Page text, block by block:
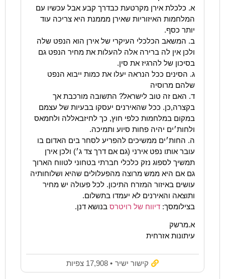
א. כלכלת אירן מקרטעת כבדרך קבע אבל עכשיו עם
המלחמות האיזוריות שאירן מממנת היא צריכה עוד
יותר כסף.
ב. המשאב הכלכלי העיקרי של אירן הוא הנפט שלה
ולכן אין לה ברירה אלה להעלות את מחיר הנפט גם
בסיכון של להרגיז את סין.
ג. הסינים ככל הנראה יעלו את כמות ייבוא הנפט
שלהם מרוסיה
ד. האם זה טוב לישראל? התשובה מורכבת אך
בקצרה,כן. ככל שהאירנים יעסקו בבעיות של עצמם
במקום במלחמות כלפי חוץ, כך לחיזבאללה ולחמאס
ולחות׳ים יהיה פחות סיוע ותמיכה.
ה. החות׳ים ממשיכים להפריע לסחר בים האדום בו
עובר אותו נפט אירני (גם אם דרך צד ג׳) ולכן אירן
תמשיך לספוג נזק כלכלי חברתי בטחוני לטווח הארוך
גם אם היא ממש מרוצה מהפעלולים שהיא ושלוחותיה
עושים באיזור המזרח התיכון. לכל פעולה יש מחיר
ותוצאה והאירנים לא יעמדו בתשלום.
בצילומסך: דיווח של רויטרס בנושא דנן.
א.מרשק
עיתונות אזרחית
קישור ישיר • 17,908 צפיות